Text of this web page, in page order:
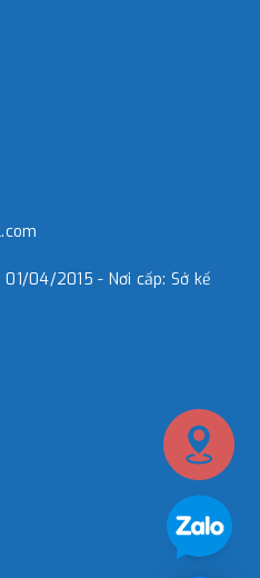
04/2015 - Nơi cấp: Sở kế